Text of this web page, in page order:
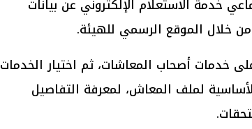
خدمة الاستعلام الإلكتروني عن بيانات
خلال الموقع الرسمي للهيئة.
خدمات أصحاب المعاشات، ثم اختيار الخدمات
لملف المعاش، لمعرفة التفاصيل